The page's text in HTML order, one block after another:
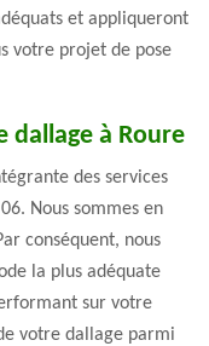
et appliqueront
votre projet de pose
dallage à Roure
des services
Nous sommes en
conséquent, nous
la plus adéquate
sur votre
votre dallage parmi